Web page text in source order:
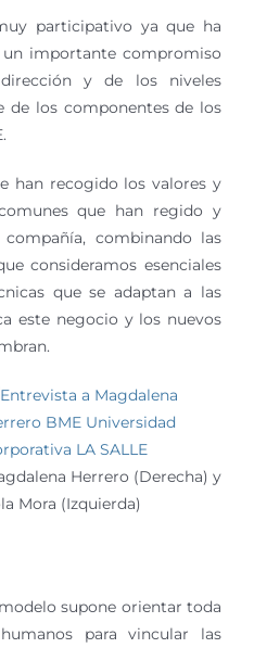
participativo ya que ha
importante compromiso
y de los niveles
los componentes de los
han recogido los valores y
que han regido y
combinando las
consideramos esenciales
que se adaptan a las
este negocio y los nuevos
Herrero (Derecha) y
Mora (Izquierda)
supone orientar toda
para vincular las